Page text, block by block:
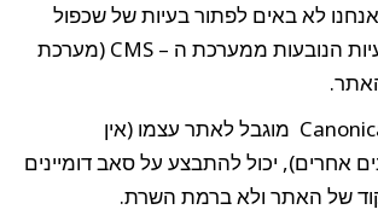
לא באים לפתור בעיות של שכפול
תוכן בזדון אלא בעיות הנובעות ממערכת ה – CMS (מערכת
השימוש בתגית Canonical מוגבל לאתר עצמו (אין
יכול להתבצע על סאב דומיינים
של האתר ולא ברמת השרת.